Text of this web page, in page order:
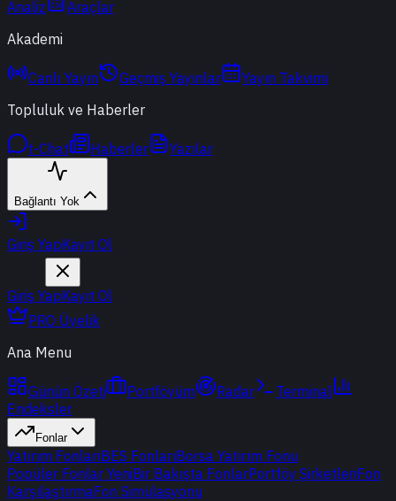
Analiz
Araçlar
Akademi
Canlı Yayın Geçmiş Yayınlar
Yayın Takvimi
Topluluk ve Haberler
t-Chat Haberler Yazılar
Bağlantı Yok
Giriş YapKayıt Ol
Giriş YapKayıt Ol
PRO Üyelik
Ana Menu
Günün Özeti Portföyüm Radar
Terminal
Endeksler
Fonlar
Yatırım FonlarıBES FonlarıBorsa Yatırım Fonu
Popüler Fonlar YeniBir Bakışta FonlarPortföy ŞirketleriFon
KarşılaştırmaFon Simülasyonu